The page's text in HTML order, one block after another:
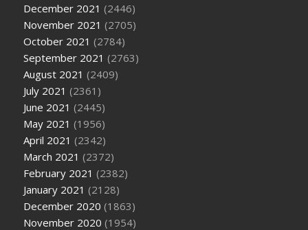
December 2021 (2446)
November 2021 (2705)
October 2021 (2784)
September 2021 (2763)
August 2021 (2409)
July 2021 (2361)
June 2021 (2445)
May 2021 (1956)
April 2021 (2342)
March 2021 (2372)
February 2021 (2382)
January 2021 (2128)
December 2020 (1863)
November 2020 (1954)